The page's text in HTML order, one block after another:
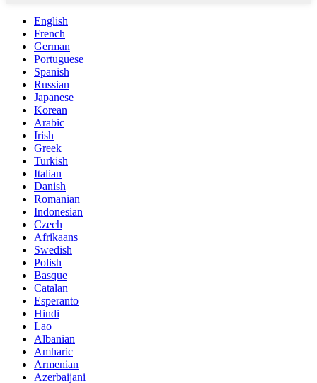
English
French
German
Portuguese
Spanish
Russian
Japanese
Korean
Arabic
Irish
Greek
Turkish
Italian
Danish
Romanian
Indonesian
Czech
Afrikaans
Swedish
Polish
Basque
Catalan
Esperanto
Hindi
Lao
Albanian
Amharic
Armenian
Azerbaijani